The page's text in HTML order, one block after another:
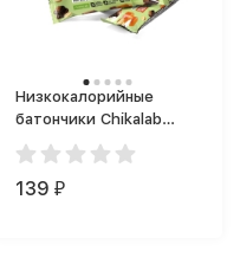
Низкокалорийные
батончики Chikalab
Chikabar (60 г)
139 ₽